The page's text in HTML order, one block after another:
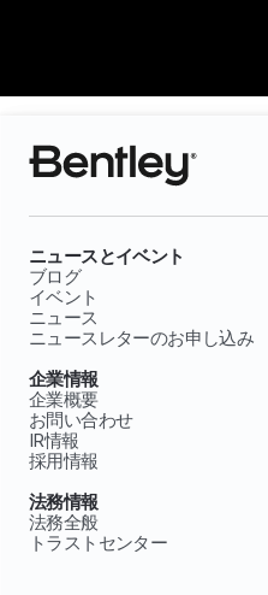
ニュースとイベント
ブログ
イベント
ニュース
ニュースレターのお申し込み
企業情報
企業概要
お問い合わせ
IR情報
採用情報
法務情報
法務全般
トラストセンター